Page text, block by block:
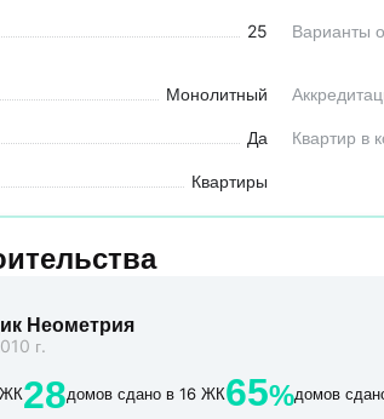
25 Варианты
Монолитный
Да Квартир в
Квартиры
Неометрия
г.
ЖК28домов сдано в 16 ЖК65%домов